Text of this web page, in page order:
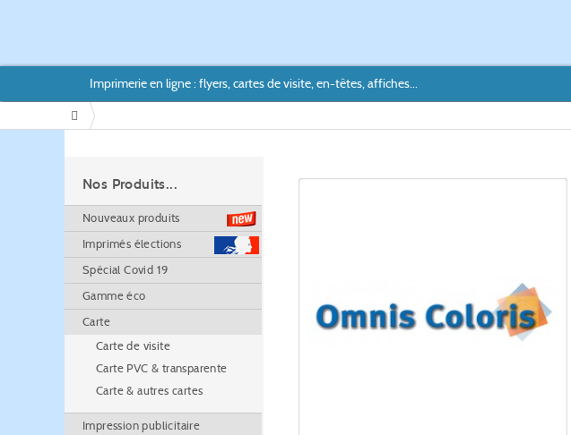
Imprimerie en ligne : flyers, cartes de visite, en-têtes, affiches...
Nos Produits...
Nouveaux produits
Imprimés élections
Spécial Covid 19
Gamme éco
Carte
Carte de visite
Carte PVC & transparente
Carte & autres cartes
Impression publicitaire